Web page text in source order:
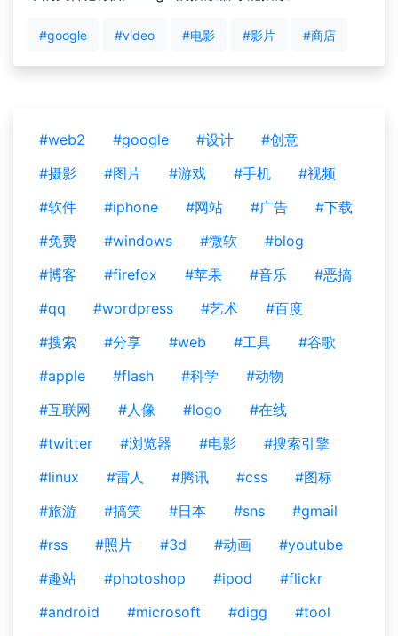
#google #video #电影 #影片 #商店
#web2 #google #设计
#创意
#摄影
#图片 #游戏 #手机
#视频
#软件
#iphone #网站 #广告
#下载
#免费
#windows #微软
#blog
#博客
#firefox #苹果 #音乐
#恶搞
#qq
#wordpress #艺术
#百度
#搜索
#分享 #web #工具
#谷歌
#apple
#flash #科学
#动物
#互联网
#人像 #logo
#在线
#twitter
#浏览器 #电影
#搜索引擎
#linux
#雷人 #腾讯 #css
#图标
#旅游
#搞笑 #日本 #sns
#gmail
#rss
#照片 #3d #动画
#youtube
#趣站
#photoshop #ipod
#flickr
#android
#microsoft #digg
#tool